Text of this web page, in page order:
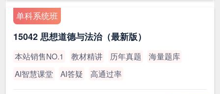
单科系统班
15042 思想道德与法治（最新版）
本站销售NO.1 教材精讲 历年真题
海量题库
AI智慧课堂
AI答疑 高通过率